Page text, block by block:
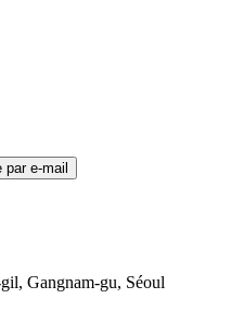
par e-mail
Gangnam-gu, Séoul